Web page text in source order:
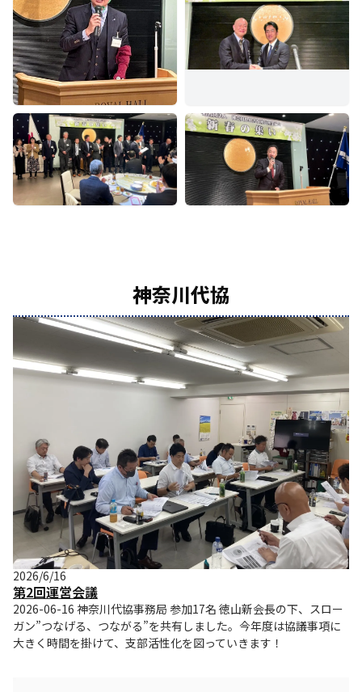
神奈川代協
2026/6/16
第2回運営会議
2026-06-16 神奈川代協事務局 参加17名 徳山新会長の下、スロー
ガン”つなげる、つながる”を共有しました。今年度は協議事項に
大きく時間を掛けて、支部活性化を図っていきます！